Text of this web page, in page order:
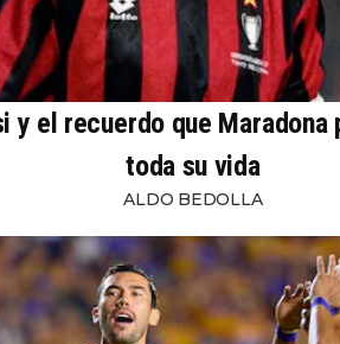
y el recuerdo que
toda su vida
ALDO BEDOLLA